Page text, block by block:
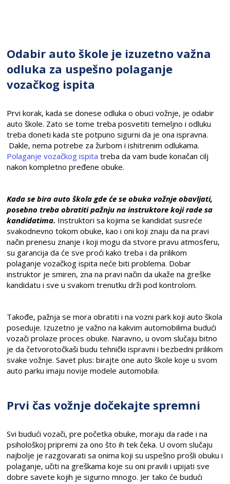
Odabir auto škole je izuzetno važna
odluka za uspešno polaganje
vozačkog ispita
Prvi korak, kada se donese odluka o obuci vožnje, je odabir
auto škole. Zato se tome treba posvetiti temeljno i odluku
treba doneti kada ste potpuno sigurni da je ona ispravna.
Dakle, nema potrebe za žurbom i ishitrenim odlukama.
Polaganje vozačkog ispita treba da vam bude konačan cilj
nakon kompletno pređene obuke.
Kada se bira auto škola gde će se obuka vožnje obavljati,
posebno treba obratiti pažnju na instruktore koji rade sa
kandidatima. Instruktori sa kojima se kandidat susreće
svakodnevno tokom obuke, kao i oni koji znaju da na pravi
način prenesu znanje i koji mogu da stvore pravu atmosferu,
su garancija da će sve proći kako treba i da prilikom
polaganje vozačkog ispita neće biti problema. Dobar
instruktor je smiren, zna na pravi način da ukaže na greške
kandidatu i sve u svakom trenutku drži pod kontrolom.
Takođe, pažnja se mora obratiti i na vozni park koji auto škola
poseduje. Izuzetno je važno na kakvim automobilima budući
vozači prolaze proces obuke. Naravno, u ovom slučaju bitno
je da četvorotočkaši budu tehnički ispravni i bezbedni prilikom
svake vožnje. Savet plus: birajte one auto škole koje u svom
auto parku imaju novije modele automobila.
Prvi čas vožnje dočekajte spremni
Svi budući vozači, pre početka obuke, moraju da rade i na
psihološkoj pripremi za ono što ih tek čeka. U ovom slučaju
najbolje je razgovarati sa onima koji su uspešno prošli obuku i
polaganje, učiti na greškama koje su oni pravili i upijati sve
dobre savete kojih je sigurno mnogo. Jer tako će budući